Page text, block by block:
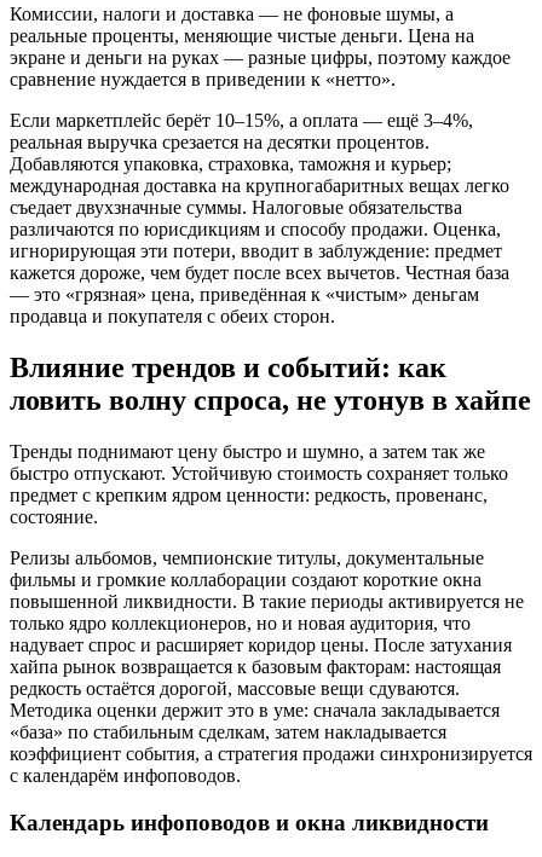
Комиссии, налоги и доставка — не фоновые шумы, а
реальные проценты, меняющие чистые деньги. Цена на
экране и деньги на руках — разные цифры, поэтому каждое
сравнение нуждается в приведении к «нетто».
Если маркетплейс берёт 10–15%, а оплата — ещё 3–4%,
реальная выручка срезается на десятки процентов.
Добавляются упаковка, страховка, таможня и курьер;
международная доставка на крупногабаритных вещах легко
съедает двухзначные суммы. Налоговые обязательства
различаются по юрисдикциям и способу продажи. Оценка,
игнорирующая эти потери, вводит в заблуждение: предмет
кажется дороже, чем будет после всех вычетов. Честная база
— это «грязная» цена, приведённая к «чистым» деньгам
продавца и покупателя с обеих сторон.
Влияние трендов и событий: как
ловить волну спроса, не утонув в хайпе
Тренды поднимают цену быстро и шумно, а затем так же
быстро отпускают. Устойчивую стоимость сохраняет только
предмет с крепким ядром ценности: редкость, провенанс,
состояние.
Релизы альбомов, чемпионские титулы, документальные
фильмы и громкие коллаборации создают короткие окна
повышенной ликвидности. В такие периоды активируется не
только ядро коллекционеров, но и новая аудитория, что
надувает спрос и расширяет коридор цены. После затухания
хайпа рынок возвращается к базовым факторам: настоящая
редкость остаётся дорогой, массовые вещи сдуваются.
Методика оценки держит это в уме: сначала закладывается
«база» по стабильным сделкам, затем накладывается
коэффициент события, а стратегия продажи синхронизируется
с календарём инфоповодов.
Календарь инфоповодов и окна ликвидности